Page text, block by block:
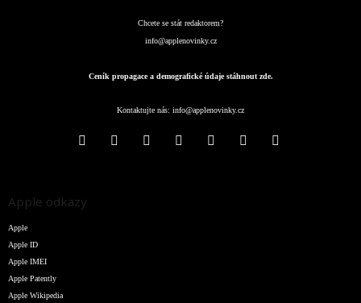
Chcete se stát redaktorem?
info@applenovinky.cz
Ceník propagace a demografické údaje stáhnout zde.
Kontaktujte nás: info@applenovinky.cz
Apple odkazy
Apple
Apple ID
Apple IMEI
Apple Patently
Apple Wikipedia